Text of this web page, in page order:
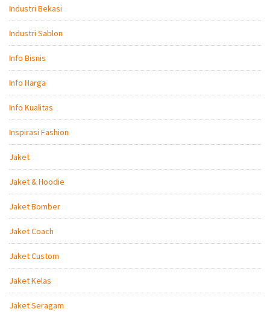
Industri Bekasi
Industri Sablon
Info Bisnis
Info Harga
Info Kualitas
Inspirasi Fashion
Jaket
Jaket & Hoodie
Jaket Bomber
Jaket Coach
Jaket Custom
Jaket Kelas
Jaket Seragam